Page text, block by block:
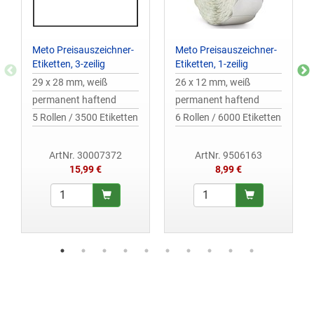
Meto Preisauszeichner-
Etiketten, 3-zeilig
29 x 28 mm, weiß
permanent haftend
5 Rollen / 3500 Etiketten
ArtNr. 30007372
15,99 €
Meto Preisauszeichner-
Etiketten, 1-zeilig
26 x 12 mm, weiß
permanent haftend
6 Rollen / 6000 Etiketten
ArtNr. 9506163
8,99 €